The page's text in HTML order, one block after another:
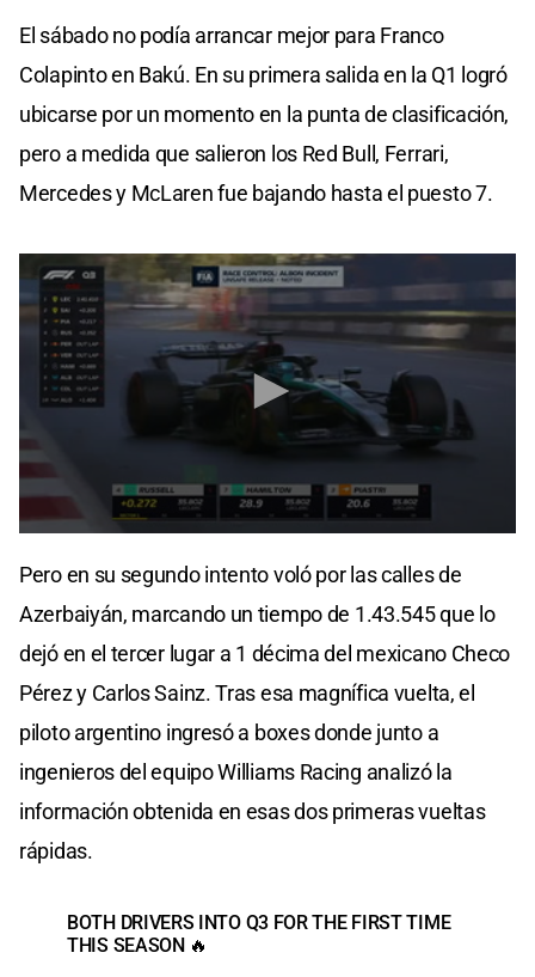
El sábado no podía arrancar mejor para Franco
Colapinto en Bakú. En su primera salida en la Q1 logró
ubicarse por un momento en la punta de clasificación,
pero a medida que salieron los Red Bull, Ferrari,
Mercedes y McLaren fue bajando hasta el puesto 7.
of
minutes,
seconds
Pero en su segundo intento voló por las calles de
Azerbaiyán, marcando un tiempo de 1.43.545 que lo
dejó en el tercer lugar a 1 décima del mexicano Checo
Pérez y Carlos Sainz. Tras esa magnífica vuelta, el
piloto argentino ingresó a boxes donde junto a
ingenieros del equipo Williams Racing analizó la
información obtenida en esas dos primeras vueltas
rápidas.
BOTH DRIVERS INTO Q3 FOR THE FIRST TIME
THIS SEASON 🔥